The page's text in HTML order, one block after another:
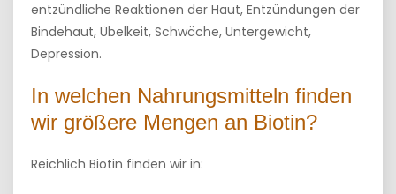
entzündliche Reaktionen der Haut, Entzündungen der
Bindehaut, Übelkeit, Schwäche, Untergewicht,
Depression.
In welchen Nahrungsmitteln finden
wir größere Mengen an Biotin?
Reichlich Biotin finden wir in: